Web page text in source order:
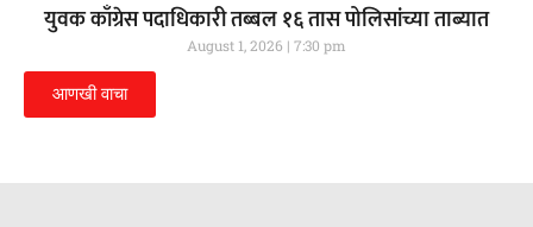
युवक काँग्रेस पदाधिकारी तब्बल १६ तास पोलिसांच्या ताब्यात
August 1, 2026 7:30 pm
आणखी वाचा